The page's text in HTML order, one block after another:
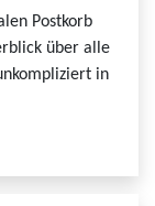
Postkorb
über alle
in